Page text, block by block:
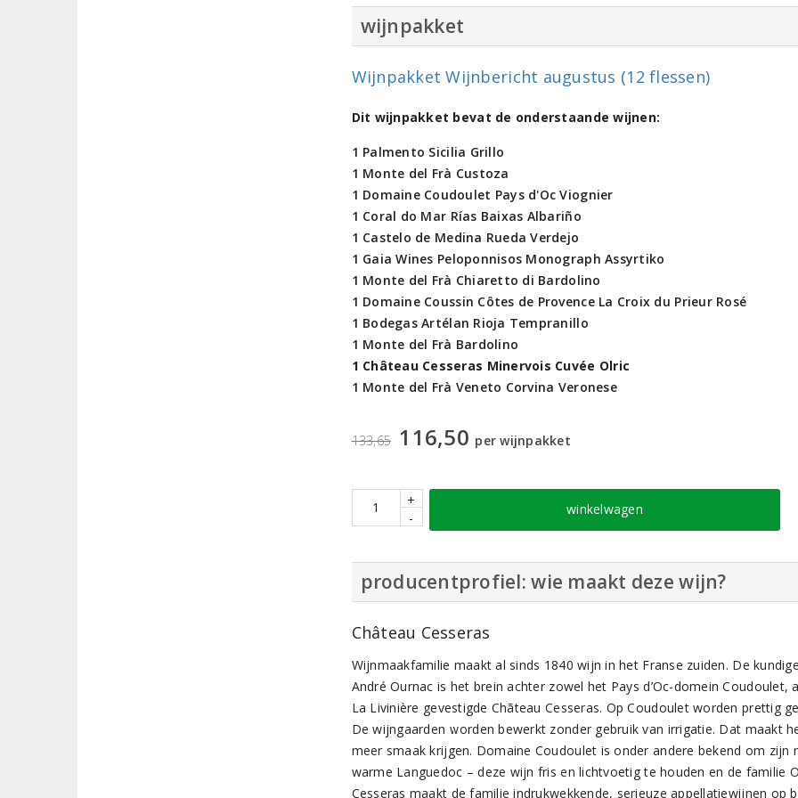
wijnpakket
Wijnpakket Wijnbericht augustus (12 flessen)
Dit wijnpakket bevat de onderstaande wijnen:
1 Palmento Sicilia Grillo
1 Monte del Frà Custoza
1 Domaine Coudoulet Pays d'Oc Viognier
1 Coral do Mar Rías Baixas Albariño
1 Castelo de Medina Rueda Verdejo
1 Gaia Wines Peloponnisos Monograph Assyrtiko
1 Monte del Frà Chiaretto di Bardolino
1 Domaine Coussin Côtes de Provence La Croix du Prieur Rosé
1 Bodegas Artélan Rioja Tempranillo
1 Monte del Frà Bardolino
1 Château Cesseras Minervois Cuvée Olric
1 Monte del Frà Veneto Corvina Veronese
133,65 116,50 per wijnpakket
+
-
winkelwagen
producentprofiel: wie maakt deze wijn?
Château Cesseras
Wijnmaakfamilie maakt al sinds 1840 wijn in het Franse zuiden. De
André Ournac is het brein achter zowel het Pays d’Oc-domein Coudoulet,
La Livinière gevestigde Chãteau Cesseras. Op Coudoulet worden prettig
De wijngaarden worden bewerkt zonder gebruik van irrigatie. Dat maakt
meer smaak krijgen. Domaine Coudoulet is onder andere bekend om
warme Languedoc – deze wijn fris en lichtvoetig te houden en de familie
Cesseras maakt de familie indrukwekkende, serieuze appellatiewijnen op